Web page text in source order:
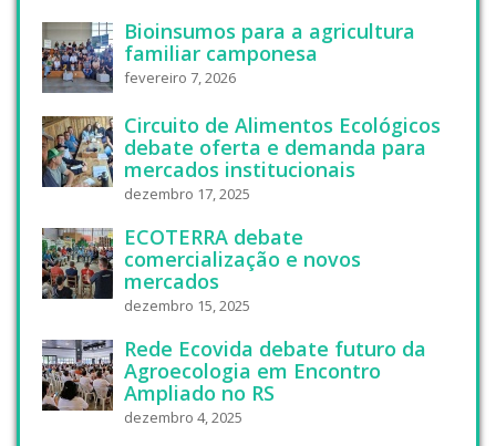
Bioinsumos para a agricultura
familiar camponesa
fevereiro 7, 2026
Circuito de Alimentos Ecológicos
debate oferta e demanda para
mercados institucionais
dezembro 17, 2025
ECOTERRA debate
comercialização e novos
mercados
dezembro 15, 2025
Rede Ecovida debate futuro da
Agroecologia em Encontro
Ampliado no RS
dezembro 4, 2025